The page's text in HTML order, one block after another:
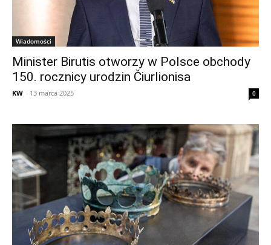
Wiadomości
Minister Birutis otworzy w Polsce obchody
150. rocznicy urodzin Čiurlionisa
KW - 13 marca 2025 0